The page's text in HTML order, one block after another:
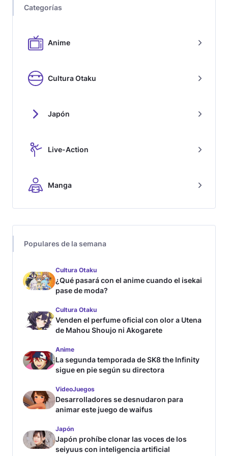
Categorías
Anime
Cultura Otaku
Japón
Live-Action
Manga
Populares de la semana
Cultura Otaku
¿Qué pasará con el anime cuando el isekai
pase de moda?
Cultura Otaku
Venden el perfume oficial con olor a Utena
de Mahou Shoujo ni Akogarete
Anime
La segunda temporada de SK8 the Infinity
sigue en pie según su directora
VideoJuegos
Desarrolladores se desnudaron para
animar este juego de waifus
Japón
Japón prohíbe clonar las voces de los
seiyuus con inteligencia artificial